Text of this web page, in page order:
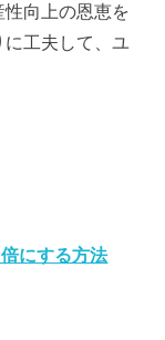
向上の恩恵を
工夫して、ユ
にする方法